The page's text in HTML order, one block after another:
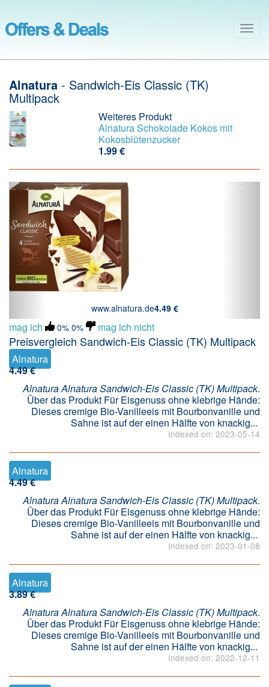
Alnatura - Sandwich-Eis Classic (TK)
Multipack
Weiteres Produkt
AlnaturaSchokolade Kokos mit
Kokosblütenzucker
1.99 €
www.alnatura.de4.49 €
‹ ›
mag ich 0% 0% mag ich nicht
Preisvergleich Sandwich-Eis Classic (TK) Multipack
Alnatura
4.49 €
Alnatura Alnatura Sandwich-Eis Classic (TK) Multipack.
Über das Produkt Für Eisgenuss ohne klebrige Hände:
Dieses cremige Bio-Vanilleeis mit Bourbonvanille und
Sahne ist auf der einen Hälfte von knackig...
Indexed on: 2023-05-14
Alnatura
4.49 €
Alnatura Alnatura Sandwich-Eis Classic (TK) Multipack.
Über das Produkt Für Eisgenuss ohne klebrige Hände:
Dieses cremige Bio-Vanilleeis mit Bourbonvanille und
Sahne ist auf der einen Hälfte von knackig...
Indexed on: 2023-01-08
Alnatura
3.89 €
Alnatura Alnatura Sandwich-Eis Classic (TK) Multipack.
Über das Produkt Für Eisgenuss ohne klebrige Hände:
Dieses cremige Bio-Vanilleeis mit Bourbonvanille und
Sahne ist auf der einen Hälfte von knackig...
Indexed on: 2022-12-11